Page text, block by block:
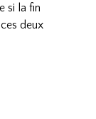
si la fin
deux